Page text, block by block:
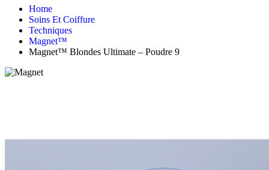
Home
Soins Et Coiffure
Techniques
Magnet™
Magnet™ Blondes Ultimate – Poudre 9